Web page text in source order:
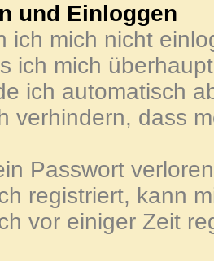
und Einloggen
ich mich nicht
ich mich
ich automatisch
verhindern, dass
Passwort
registriert, kann
vor einiger Zeit